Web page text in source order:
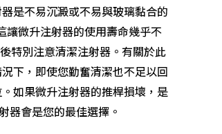
是不易沉澱或不易與玻璃黏合的
微升注射器的使用壽命幾乎不
特別注意清潔注射器。有關於此
下，即使您勤奮清潔也不足以回
如果微升注射器的推桿損壞，是
會是您的最佳選擇。